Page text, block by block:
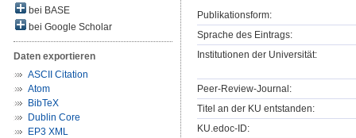
bei BASE
bei Google Scholar
Daten exportieren
ASCII Citation
Atom
BibTeX
Dublin Core
EP3 XML
Publikationsform:
Sprache des Eintrags:
Institutionen der Universität:
Peer-Review-Journal:
Titel an der KU entstanden:
KU.edoc-ID: